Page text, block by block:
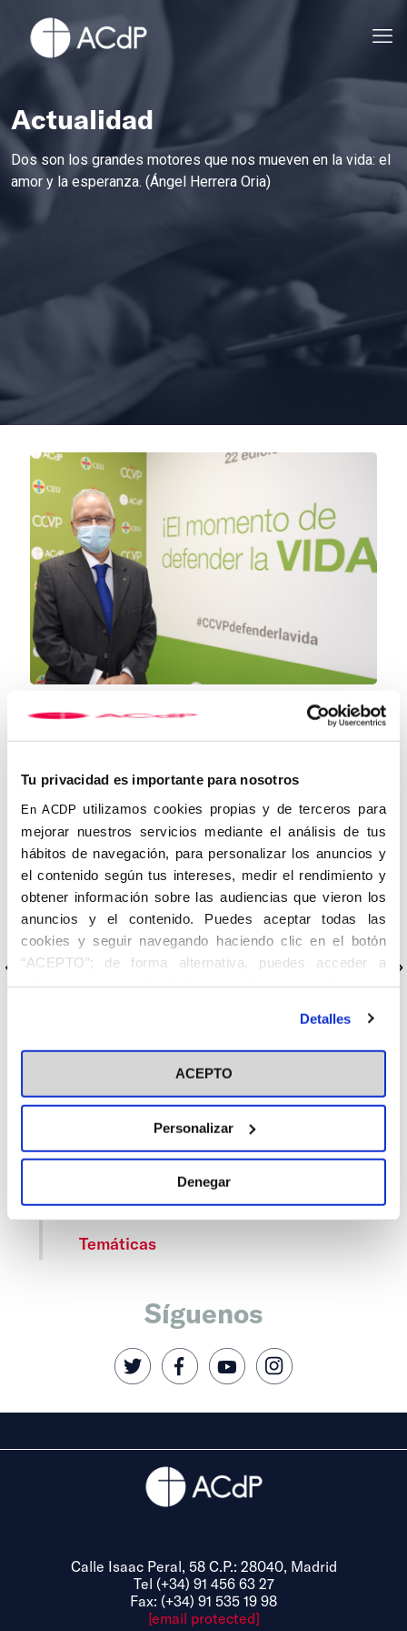
Tu privacidad es importante para nosotros
En ACDP utilizamos cookies propias y de terceros para
mejorar nuestros servicios mediante el análisis de tus
hábitos de navegación, para personalizar los anuncios y
el contenido según tus intereses, medir el rendimiento y
obtener información sobre las audiencias que vieron los
anuncios y el contenido. Puedes aceptar todas las
cookies y seguir navegando haciendo clic en el botón
“ACEPTO”; de forma alternativa, puedes acceder a
información más detallada y cambiar tus preferencias
en el botón "Personalizar". Para más información puedes
visitar nuestra Política de Cookies
Detalles
ACEPTO
Personalizar
Denegar
Actualidad
Dos son los grandes motores que nos mueven en la vida: el
amor y la esperanza. (Ángel Herrera Oria)
Manuel Martínez-Sellés: “los
eutanasia”
“Es particularmente cruel que se plantee una ley de eutanasia en
un país que tiene unos cuidados paliativos que están muy
infradimensionados” .
Enlace:Manuel Martínez-Sellés: “los médicos estamos
mayoritariamente en contra de la eutanasia”
Anterior Siguiente
Categorías
Cedinfor
Fiesta de la Resurrección
Secretariados
Temáticas
Síguenos
Calle Isaac Peral, 58 C.P.: 28040, Madrid
Tel (+34) 91 456 63 27
Fax: (+34) 91 535 19 98
[email protected]